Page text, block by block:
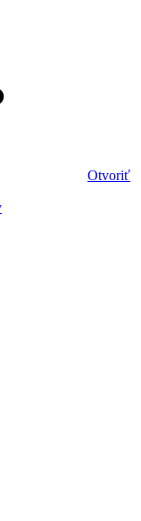
Otvoriť